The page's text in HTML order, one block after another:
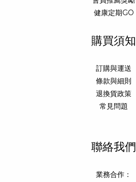
健康定期GO
購買須知
訂購與運送
條款與細則
退換貨政策
常見問題
聯絡我們
業務合作：